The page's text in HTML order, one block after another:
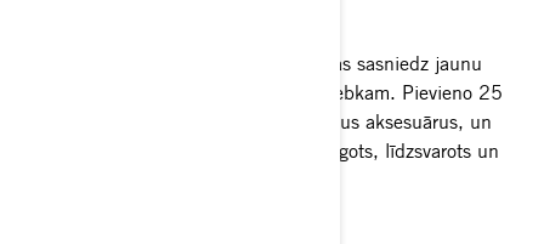
Ar 21 LinQ stiprinājumu kravas iespējas sasniedz jaunu
līmeni: kravā lielu, kravā gudri, kravā jebkam. Pievieno 25
jaunus, īpaši Can-Am Canyon paredzētus aksesuārus, un
katrs brauciens kļūst vēl precīzāk pielāgots, līdzsvarots un